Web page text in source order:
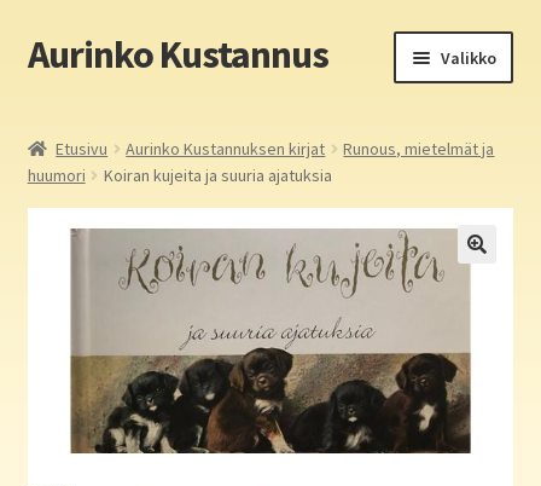
Siirry
navigointiin
Siirry
sisältöön
Aurinko Kustannus Valikko
Yritys
In English
Aurinko Kustannus: kirjat
Auringon kirja- ja paperipuodit verkossa
Etusivu Aurinko Kustannuksen kirjat
Runous, mietelmät ja
huumori
Koiran kujeita ja suuria ajatuksia